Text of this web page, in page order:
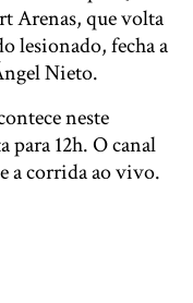
Arenas, que volta
lesionado, fecha a
Nieto.
neste
12h. O canal
a corrida ao vivo.